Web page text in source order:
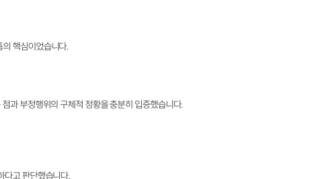
핵심이었습니다.
과 부정행위의 구체적 정황을 충분히 입증했습니다.
다고 판단했습니다.